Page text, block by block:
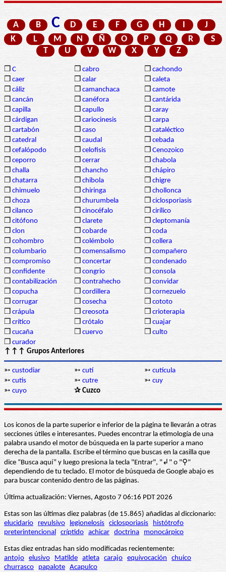
A B C D E F G H I
J
K
L M N Ñ O P Q R
S
T
U V W X Y Z
❒ C ❒ cabro ❒ cachondo
❒ caer ❒ calar ❒ caleta
❒ cáliz ❒ camanchaca ❒ camote
❒ cancán ❒ canéfora ❒ cantárida
❒ capilla ❒ capullo ❒ caray
❒ cárdigan ❒ cariocinesis ❒ carpa
❒ cartabón ❒ caso ❒ cataléctico
❒ catedral ❒ caudal ❒ cebada
❒ cefalópodo ❒ celofisis ❒ Cenozoico
❒ ceporro ❒ cerrar ❒ chabola
❒ challa ❒ chancho ❒ chápiro
❒ chatarra ❒ chibola ❒ chigre
❒ chimuelo ❒ chiringa ❒ chollonca
❒ choza ❒ churumbela ❒ ciclosporiasis
❒ cilanco ❒ cinocéfalo ❒ cirílico
❒ citófono ❒ clarete ❒ cleptomanía
❒ clon ❒ cobarde ❒ coda
❒ cohombro ❒ colémbolo ❒ collera
❒ columbario ❒ comensalismo ❒ compañero
❒ compromiso ❒ concertar ❒ condenado
❒ confidente ❒ congrio ❒ consola
❒ contabilización ❒ contrahecho ❒ convidar
❒ copucha ❒ cordillera ❒ cornezuelo
❒ corrugar ❒ cosecha ❒ cototo
❒ crápula ❒ creosota ❒ crioterapia
❒ crítico ❒ crótalo ❒ cuajar
❒ cucaña ❒ cuervo ❒ culto
❒ curador
↑↑↑ Grupos Anteriores
➳ custodiar ➳ cutí ➳ cutícula
➳ cutis ➳ cutre ➳ cuy
➳ cuyo ✰ Cuzco
Los iconos de la parte superior e inferior de la página te llevarán a otras
secciones útiles e interesantes. Puedes encontrar la etimología de una
palabra usando el motor de búsqueda en la parte superior a mano
derecha de la pantalla. Escribe el término que buscas en la casilla que
dice “Busca aquí” y luego presiona la tecla "Entrar", "↲" o "⚲"
dependiendo de tu teclado. El motor de búsqueda de Google abajo es
para buscar contenido dentro de las páginas.
Última actualización: Viernes, Agosto 7 06:16 PDT 2026
Estas son las últimas diez palabras (de 15.865) añadidas al diccionario:
elucidario
revulsivo legionelosis ciclosporiasis
histótrofo
preterintencional críptido achicar doctrina monocárpico
Estas diez entradas han sido modificadas recientemente:
antojo elusivo Matilde atleta carajo equivocación
chuico
churrasco
papalote Acapulco